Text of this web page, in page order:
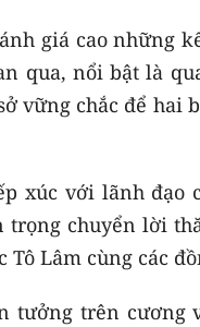
giá cao những
qua, nổi bật là
vững chắc để
xúc với lãnh đạo
chuyển lời
Lâm cùng các
tưởng trên cương